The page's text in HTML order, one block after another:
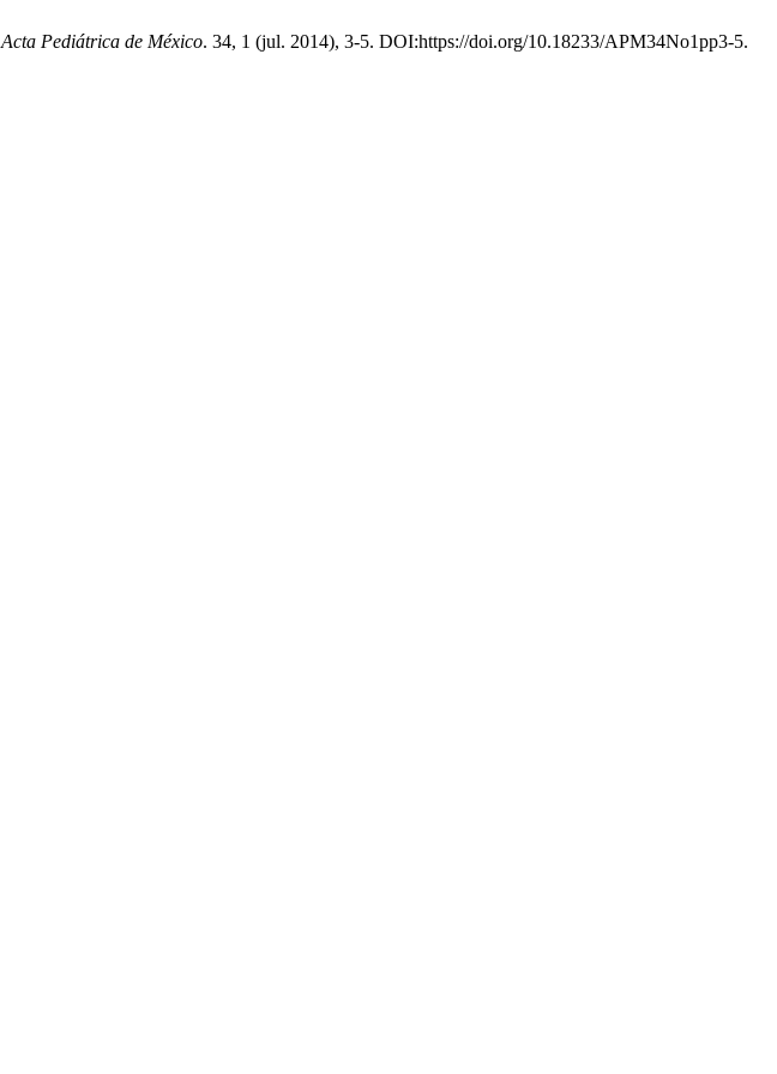
Acta Pediátrica de México. 34, 1 (jul. 2014), 3-5. DOI:https://doi.org/10.18233/APM34No1pp3-5.